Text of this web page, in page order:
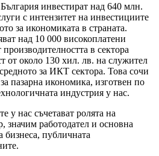
инвестират над 640 млн.
с интензитет на инвестициите
за икономиката в страната.
над 10 000 високоплатени
в сектора
от около 130 хил. лв. на служител
за ИКТ сектора. Това сочи
пазарна икономика, изготвен по
индустрия у нас.
у нас съчетават ролята на
значим работодател и основна
бизнеса, публичната